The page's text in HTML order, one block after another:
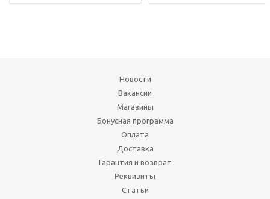
Новости
Вакансии
Магазины
Бонусная программа
Оплата
Доставка
Гарантия и возврат
Реквизиты
Статьи